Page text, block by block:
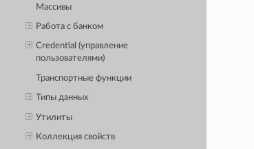
Массивы
Работа с банком
Credential (управление
пользователями)
Транспортные функции
Типы данных
Утилиты
Коллекция свойств